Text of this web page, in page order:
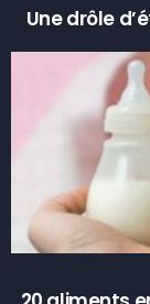
Une drôle